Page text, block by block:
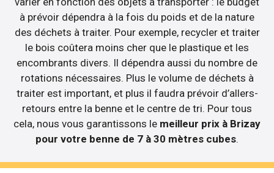
à prévoir dépendra à la fois du poids et de la nature
des déchets à traiter. Pour exemple, recycler et traiter
le bois coûtera moins cher que le plastique et les
encombrants divers. Il dépendra aussi du nombre de
rotations nécessaires. Plus le volume de déchets à
traiter est important, et plus il faudra prévoir d’allers-
retours entre la benne et le centre de tri. Pour tous
cela, nous vous garantissons le meilleur prix à Brizay
pour votre benne de 7 à 30 mètres cubes.